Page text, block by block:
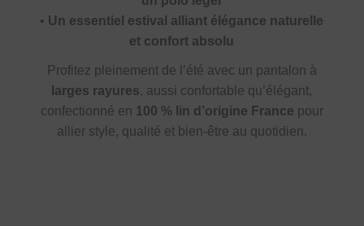
• Un essentiel estival alliant élégance naturelle
et confort absolu
Profitez pleinement de l’été avec un pantalon à
larges rayures, aussi confortable qu’élégant,
confectionné en 100 % lin d’origine France pour
allier style, qualité et bien-être au quotidien.